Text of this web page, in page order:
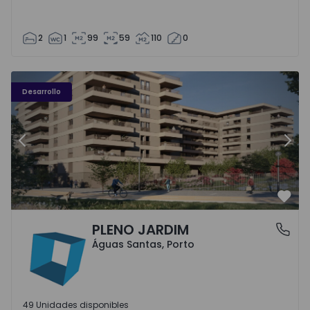
2 1 99 59 110 0
Desarrollo
PLENO JARDIM - 3
Anterior
Águas Santas, PortoPLENO JARDIM
Águas Santas, Porto
49 Unidades disponibles